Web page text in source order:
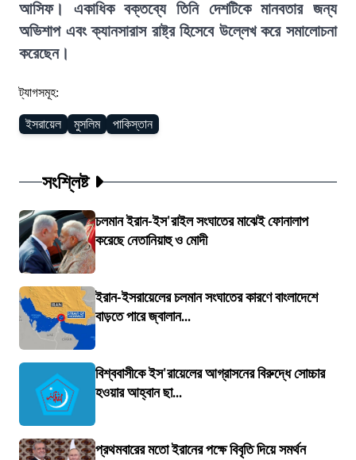
আসিফ। একাধিক বক্তব্যে তিনি দেশটিকে মানবতার জন্য
অভিশাপ এবং ক্যানসারাস রাষ্ট্র হিসেবে উল্লেখ করে সমালোচনা
করেছেন।
ট্যাগসমূহ:
ইসরায়েল মুসলিম পাকিস্তান
সংশ্লিষ্ট
চলমান ইরান-ইস'রাইল সংঘাতের মাঝেই ফোনালাপ
করেছে নেতানিয়াহু ও মোদী
ইরান-ইসরায়েলের চলমান সংঘাতের কারণে বাংলাদেশে
বাড়তে পারে জ্বালান...
বিশ্ববাসীকে ইস'রায়েলের আগ্রাসনের বিরুদ্ধে সোচ্চার
হওয়ার আহ্বান ছা...
প্রথমবারের মতো ইরানের পক্ষে বিবৃতি দিয়ে সমর্থন